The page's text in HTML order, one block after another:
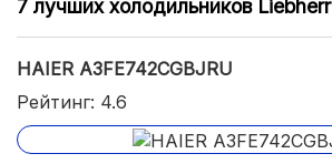
7 лучших холодильников Liebherr
HAIER A3FE742CGBJRU
Рейтинг: 4.6